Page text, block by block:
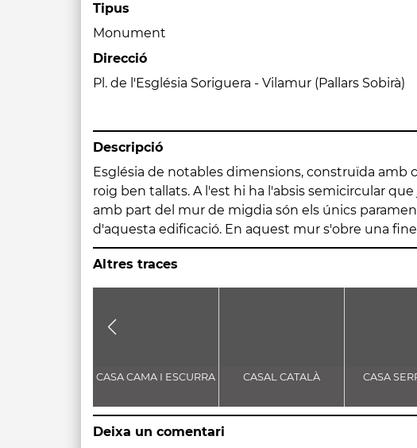
Tipus
Monument
Direcció
Pl. de l'Església Soriguera - Vilamur (Pallars Sobirà)
Descripció
Església de notables dimensions, construïda amb
roig ben tallats. A l'est hi ha l'absis semicircular
amb part del mur de migdia són els únics
d'aquesta edificació. En aquest mur s'obre una
d'arc de mig punt. La resta de la fàbrica és gòtica.
s'obria l'antic portal, actualment cegat, de finals del
inicis del XIV, d'arc apuntat, amb tres arquivoltes
Altres traces
CASA CAMA I ESCURRA CASAL CATALÀ CASA
Deixa un comentari